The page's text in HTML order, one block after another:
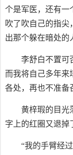
个是军医，还有一
吹了吹自己的指尖
出那个躲在暗处的
李舒白不置可
而我将自己多年来
各处，再也不准备
黄梓瑕的目
字上的红圈又退掉
“我的手臂经